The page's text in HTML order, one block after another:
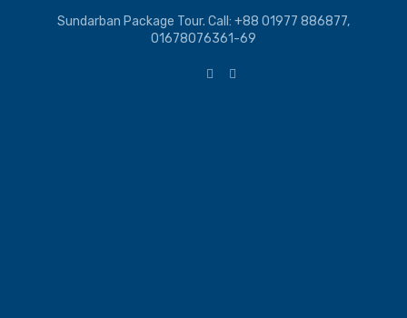
Sundarban Package Tour. Call: +88 01977 886877,
01678076361-69